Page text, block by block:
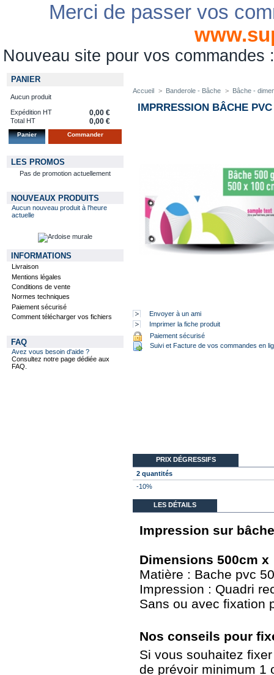
Merci de passer vos
Nouveau site pour vos commandes
PANIER
Aucun produit
Expédition HT 0,00 €
Total HT 0,00 €
Panier Commander
LES PROMOS
Pas de promotion actuellement
NOUVEAUX PRODUITS
Aucun nouveau produit à l'heure
actuelle
INFORMATIONS
Livraison
Mentions légales
Conditions de vente
Normes techniques
Paiement sécurisé
Comment télécharger vos fichiers
FAQ
Avez vous besoin d'aide ?
Consultez notre page dédiée aux
FAQ.
Accueil > Banderole - Bâche > Bâche -
IMPRRESSION BÂCHE
Envoyer à un ami
Imprimer la fiche produit
Paiement sécurisé
Suivi et Facture de vos commandes en
PRIX DÉGRESSIFS
2 quantités
-10%
LES DÉTAILS
Impression sur
Dimensions 500cm
Matière : Bache pvc
Impression : Quadri
Sans ou avec fixation
Nos conseils pour
Si vous souhaitez
de prévoir minimum 1